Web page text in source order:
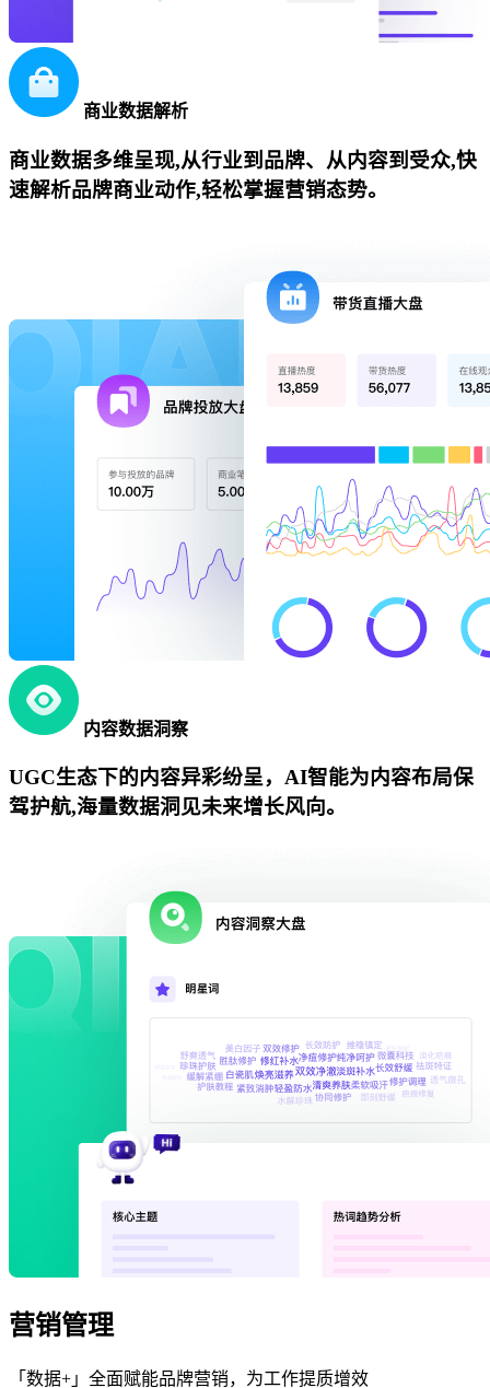
商业数据解析
商业数据多维呈现,从行业到品牌、从内容到受众,快
速解析品牌商业动作,轻松掌握营销态势。
内容数据洞察
UGC生态下的内容异彩纷呈，AI智能为内容布局保
驾护航,海量数据洞见未来增长风向。
营销管理
「数据+」全面赋能品牌营销，为工作提质增效